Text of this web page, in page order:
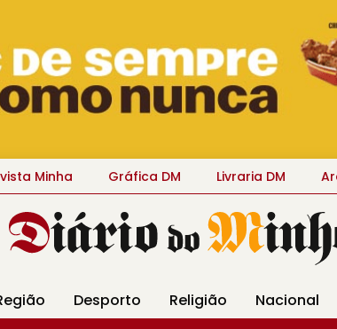
Minha Gráfica DM Livraria DM
Desporto Religião Nacional